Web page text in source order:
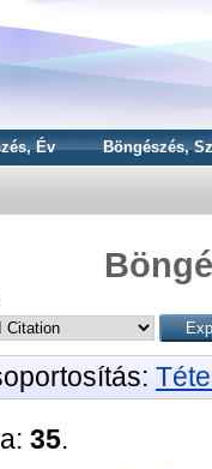
Év Böngészés,
35.